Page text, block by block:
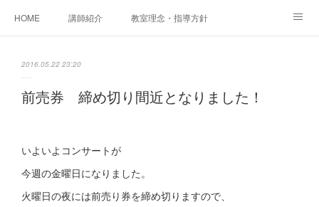
HOME 講師紹介 教室理念・指導方針
2016.05.22 23:20
前売券 締め切り間近となりました！
いよいよコンサートが
今週の金曜日になりました。
火曜日の夜には前売り券を締め切りますので、